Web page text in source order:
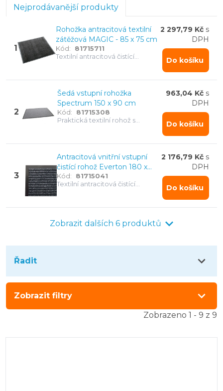
Nejprodávanější produkty
1
Rohožka antracitová textilní
zátěžová MAGIC - 85 x 75 cm
Kód:
81715711
Textilní antracitová čistící
2 297,79 Kč s
DPH
Do košíku
2
Šedá vstupní rohožka
Spectrum 150 x 90 cm
Kód:
81715308
Praktická textilní rohož s
963,04 Kč s
DPH
Do košíku
3
Antracitová vnitřní vstupní
čistící rohož Everton 180 x
120 cm
Kód:
81715041
Textilní antracitová čistící
2 176,79 Kč s
DPH
Do košíku
Zobrazit dalších 6 produktů
Řadit
Zobrazit filtry
Zobrazeno 1 - 9 z 9